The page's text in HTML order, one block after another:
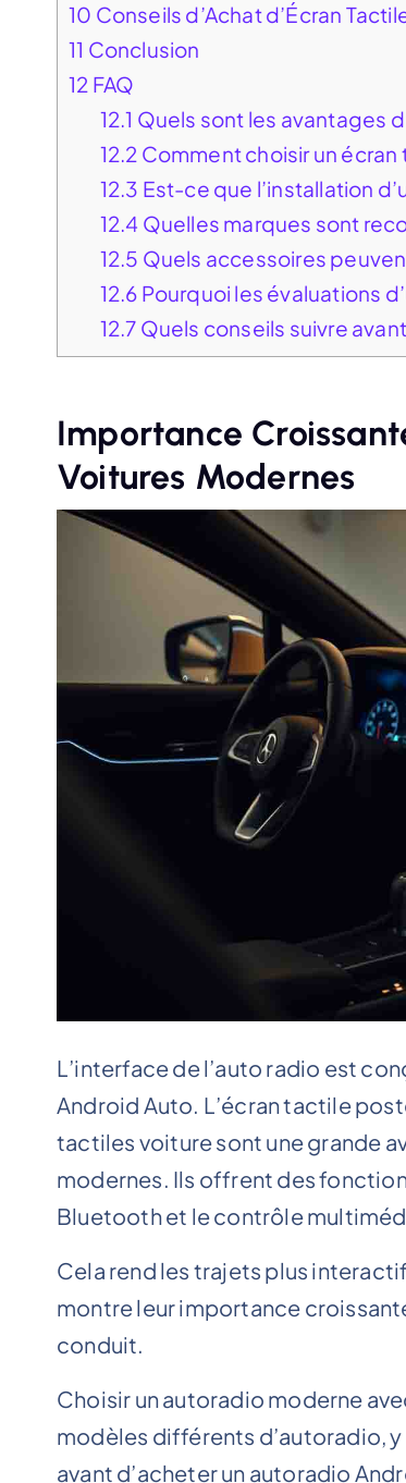
10 Conseils d’Achat d’Écran
11 Conclusion
12 FAQ
12.1 Quels sont les avantages
12.2 Comment choisir un
12.3 Est-ce que l’installation
12.4 Quelles marques sont
12.5 Quels accessoires
12.6 Pourquoi les évaluations
12.7 Quels conseils suivre
Importance
Voitures Modernes
L’interface de l’auto radio est
Android Auto. L’écran tactile
tactiles voiture sont une grande
modernes. Ils offrent des
Bluetooth et le contrôle
Cela rend les trajets plus
montre leur importance
conduit.
Choisir un autoradio moderne
modèles différents d’autoradio,
avant d’acheter un autoradio